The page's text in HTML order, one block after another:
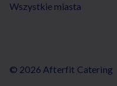
Wszystkie miasta
© 2026 Afterfit Catering